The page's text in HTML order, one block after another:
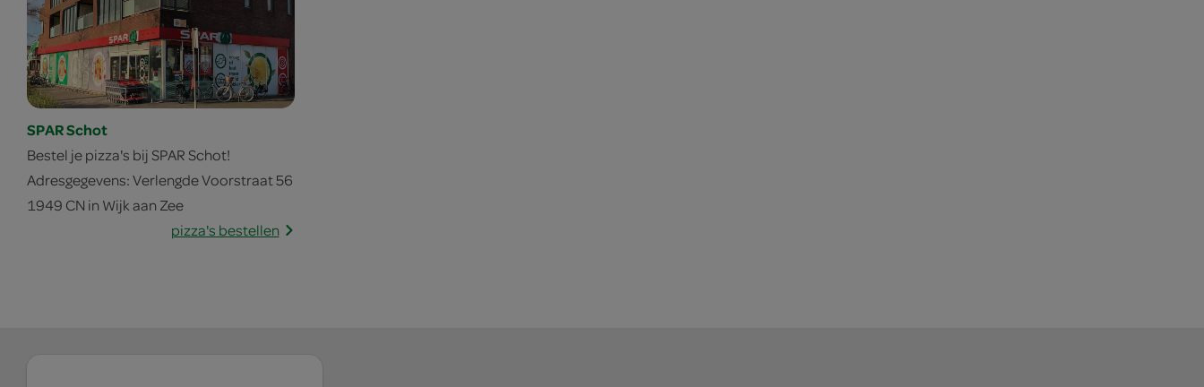
SPAR Schot
Bestel je pizza's bij SPAR Schot!
Adresgegevens: Verlengde Voorstraat 56
1949 CN in Wijk aan Zee
pizza's bestellen